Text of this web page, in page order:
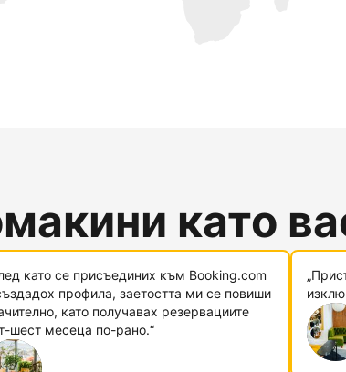
като
като се присъединих към Booking.com
профила, заетостта ми се повиши
като получавах резервациите
шест месеца по-рано.“